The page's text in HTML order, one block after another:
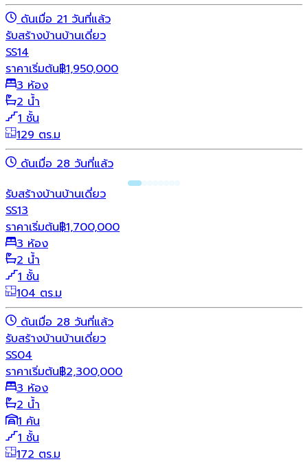
ดันเมื่อ 21 วันที่แล้ว
รับสร้างบ้านบ้านเดี่ยว
SS14
ราคาเริ่มต้น฿1,950,000
3 ห้อง
2 น้ำ
1 ชั้น
129 ตร.ม
ดันเมื่อ 28 วันที่แล้ว
รับสร้างบ้านบ้านเดี่ยว
SS13
ราคาเริ่มต้น฿1,700,000
3 ห้อง
2 น้ำ
1 ชั้น
104 ตร.ม
ดันเมื่อ 28 วันที่แล้ว
รับสร้างบ้านบ้านเดี่ยว
SS04
ราคาเริ่มต้น฿2,300,000
3 ห้อง
2 น้ำ
1 คัน
1 ชั้น
172 ตร.ม